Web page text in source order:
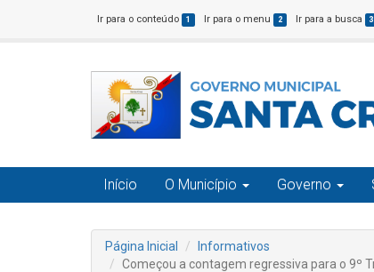
Ir para o conteúdo 1 Ir para o menu 2 Ir para a busca 3
Início O Município Governo
Página Inicial
Informativos
Começou a contagem regressiva para o 9º